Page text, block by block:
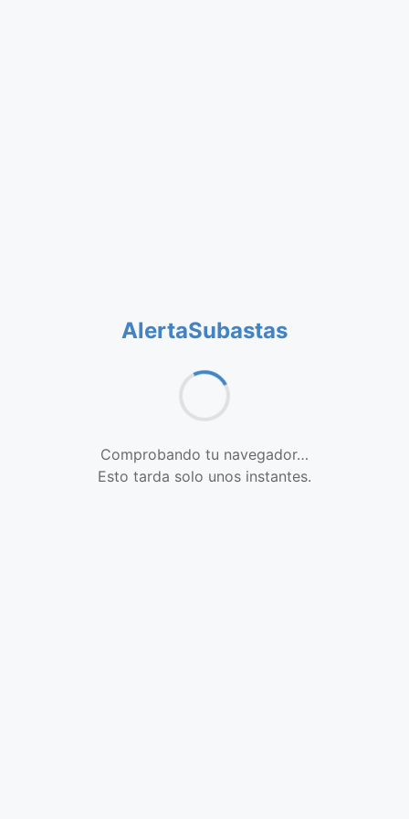
AlertaSubastas
Comprobando tu navegador…
Esto tarda solo unos instantes.